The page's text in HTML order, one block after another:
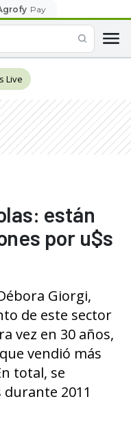
Pay
Live
están
por u$s
Giorgi,
de este sector
vez en 30 años,
vendió más
total, se
2011